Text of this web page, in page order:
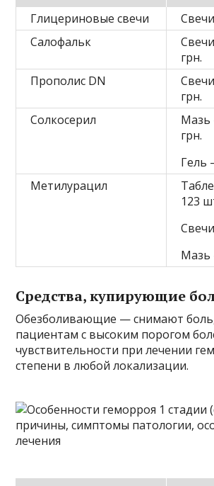
Глицериновые свечи
Салофальк
грн.
Прополис DN
грн.
Солкосерил
Мазь
грн.
Гель
Метилурацил
123
Мазь
Средства, купирующие
Обезболивающие — снимают
пациентам с высоким порогом
чувствительности при лечении
степени в любой локализации.